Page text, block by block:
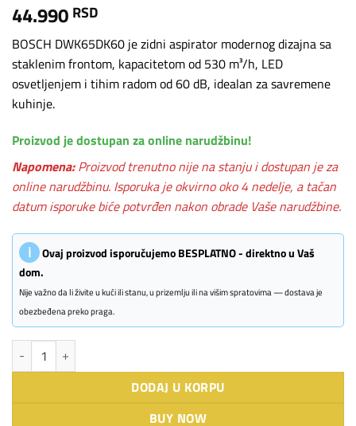
44.990 RSD
BOSCH DWK65DK60 je zidni aspirator modernog dizajna sa
staklenim frontom, kapacitetom od 530 m³/h, LED
osvetljenjem i tihim radom od 60 dB, idealan za savremene
kuhinje.
Proizvod je dostupan za online narudžbinu!
Napomena: Proizvod trenutno nije na stanju i dostupan je za
online narudžbinu. Isporuka je okvirno oko 4 nedelje, a tačan
datum isporuke biće potvrđen nakon obrade Vaše narudžbine.
ℹ
Ovaj proizvod isporučujemo BESPLATNO - direktno u Vaš
dom.
Nije važno da li živite u kući ili stanu, u prizemlju ili na višim spratovima — dostava je
obezbeđena preko praga.
BOSCH aspirator DWK65DK60 količina
DODAJ U KORPU
BUY NOW